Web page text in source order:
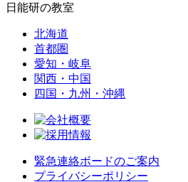
日能研の教室
北海道
首都圏
愛知・岐阜
関西・中国
四国・九州・沖縄
緊急連絡ボードのご案内
プライバシーポリシー